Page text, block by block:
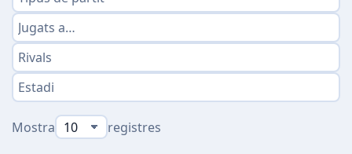
Mostra registres